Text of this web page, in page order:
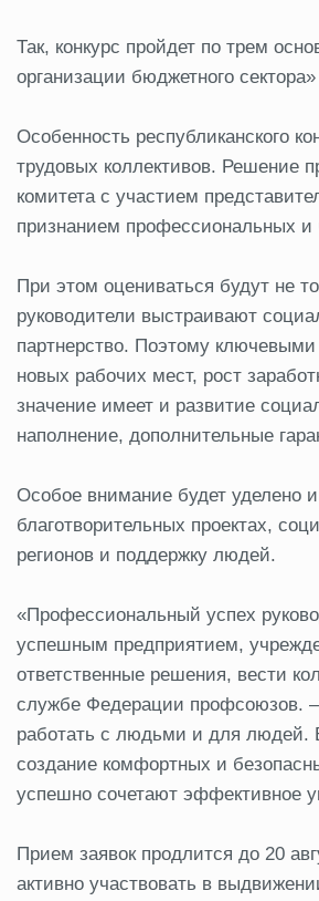
Так, конкурс пройдет по трем
организации бюджетного
Особенность республиканского
трудовых коллективов. Решение
комитета с участием
признанием профессиональных и
При этом оцениваться будут не
руководители выстраивают
партнерство. Поэтому
новых рабочих мест, рост
значение имеет и развитие
наполнение, дополнительные
Особое внимание будет уделено
благотворительных проектах,
регионов и поддержку людей.
«Профессиональный успех
успешным предприятием,
ответственные решения, вести
службе Федерации профсоюзов.
работать с людьми и для людей.
создание комфортных и
успешно сочетают эффективное
Прием заявок продлится до 20
активно участвовать в